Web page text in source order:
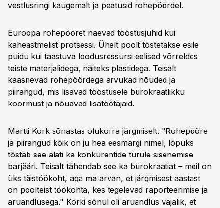
vestlusringi kaugemalt ja peatusid rohepöördel.
Euroopa rohepööret näevad tööstusjuhid kui
kaheastmelist protsessi. Ühelt poolt tõstetakse esile
puidu kui taastuva loodusressursi eelised võrreldes
teiste materjalidega, näiteks plastidega. Teisalt
kaasnevad rohepöördega arvukad nõuded ja
piirangud, mis lisavad tööstusele bürokraatlikku
koormust ja nõuavad lisatöötajaid.
Martti Kork sõnastas olukorra järgmiselt: "Rohepööre
ja piirangud kõik on ju hea eesmärgi nimel, lõpuks
tõstab see alati ka konkurentide turule sisenemise
barjääri. Teisalt tähendab see ka bürokraatiat – meil on
üks täistöökoht, aga ma arvan, et järgmisest aastast
on poolteist töökohta, kes tegelevad raporteerimise ja
aruandlusega." Korki sõnul oli aruandlus vajalik, et